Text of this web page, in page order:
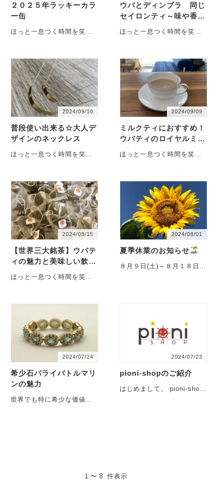
２０２５年ラッキーカラ
ー缶
ほっと一息つく時間を笑顔
や場所、ものをコンセプト
にお送りします。 ２０２５
年明けましておめでとうご
ざい…
ウバとディンブラ 同じ
セイロンティ～味や香
り 何が違うの？
ほっと一息つく時間を笑顔
や場所、ものをコンセプト
にお送りします。 セイロン
ティにはそれぞれ産地の名
前で…
2024/09/10
普段使い出来る☆大人デ
ザインのネックレス
ほっと一息つく時間を笑顔
や場所、ものをコンセプト
にお送りします。 この秋普
段使いできる、それでいて
洗練…
2024/09/09
ミルクティにおすすめ！
ウバティのロイヤルミル
クティの美味しい淹れ方
ほっと一息つく時間を笑顔
や場所、ものをコンセプト
にお送りします。 ミルクと
相性抜群の ウバティ 美
2024/08/15
【世界三大銘茶】ウバテ
ィの魅力と美味しい飲み
ほっと一息つく時間を笑顔
や場所、ものをコンセプト
の紅茶がある中で、世界三
大銘…
2024/08/01
夏季休業のお知らせ
８月９日(土)～８月１８日
2024/07/24
希少石パライバトルマリ
ンの魅力
世界でも特に希少な価値を
2024/07/23
pioni-shopのご紹介
はじめまして。 pioni-shop
1 〜 8 件表示